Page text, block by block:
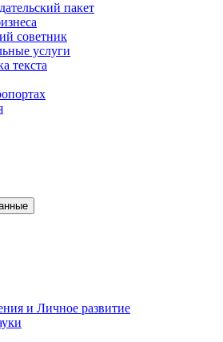
пакет
советник
услуги
текста
и Личное развитие